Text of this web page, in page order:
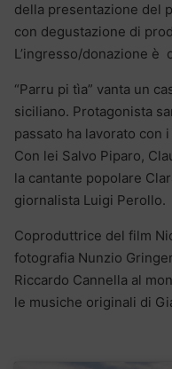
della presentazione del
con degustazione di
L’ingresso/donazione è
“Parru pi tìa” vanta un
siciliano. Protagonista
passato ha lavorato con
Con lei Salvo Piparo,
la cantante popolare
giornalista Luigi Perollo.
Coproduttrice del film
fotografia Nunzio
Riccardo Cannella al
le musiche originali di